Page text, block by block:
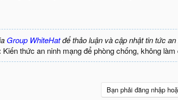
Group WhiteHatđể thảo luận và cập nhật tin tức an
Kiến thức an ninh mạng để phòng chống, không làm
Bạn phải đăng nhập